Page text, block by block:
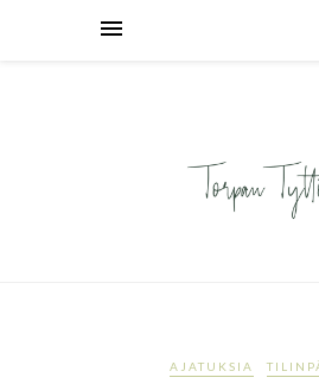
AJATUKSIA